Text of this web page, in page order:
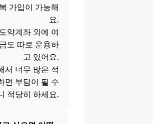
가입이 가능해
요.
약계좌 외에 여
도 따로 운용하
고 있어요.
서 너무 많은 적
면 부담이 될 수
적당히 하세요.